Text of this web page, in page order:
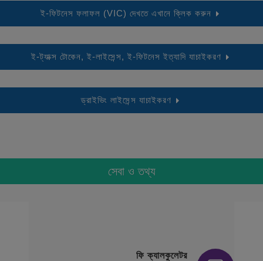
ই-ফিটনেস ফলাফল (VIC) দেখতে এখানে ক্লিক করুন
ই-ট্যাক্স টোকেন, ই-লাইসেন্স, ই-ফিটনেস ইত্যাদি যাচাইকরণ
ড্রাইভিং লাইসেন্স যাচাইকরণ
সেবা ও তথ্য
ফি ক্যালকুলেটর